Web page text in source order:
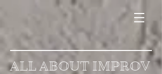
ALL ABOUT IMPROV